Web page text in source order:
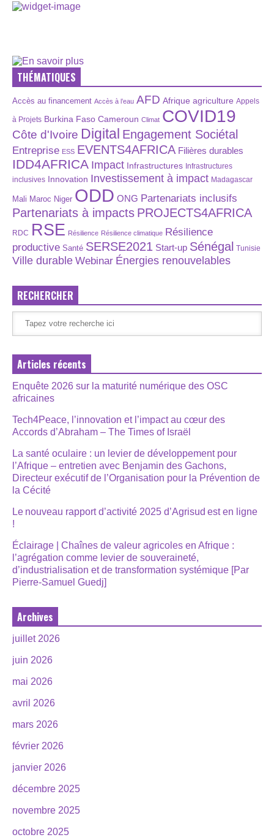
THÉMATIQUES
Accès au financement Accès à l’eau AFD Afrique agriculture Appels
à Projets Burkina Faso Cameroun Climat COVID19
Côte d'Ivoire Digital Engagement Sociétal
Entreprise ESS EVENTS4AFRICA Filières durables
IDD4AFRICA Impact Infrastructures Infrastructures
inclusives Innovation Investissement à impact Madagascar
Mali Maroc Niger ODD ONG Partenariats inclusifs
Partenariats à impacts PROJECTS4AFRICA
RDC RSE Résilience Résilience climatique Résilience
productive Santé SERSE2021 Start-up Sénégal Tunisie
Ville durable Webinar Énergies renouvelables
RECHERCHER
Articles récents
Enquête 2026 sur la maturité numérique des OSC
africaines
Tech4Peace, l’innovation et l’impact au cœur des
Accords d’Abraham – The Times of Israël
La santé oculaire : un levier de développement pour
l’Afrique – entretien avec Benjamin des Gachons,
Directeur exécutif de l’Organisation pour la Prévention de
la Cécité
Le nouveau rapport d’activité 2025 d’Agrisud est en ligne
!
Éclairage | Chaînes de valeur agricoles en Afrique :
l’agrégation comme levier de souveraineté,
d’industrialisation et de transformation systémique [Par
Pierre-Samuel Guedj]
Archives
juillet 2026
juin 2026
mai 2026
avril 2026
mars 2026
février 2026
janvier 2026
décembre 2025
novembre 2025
octobre 2025